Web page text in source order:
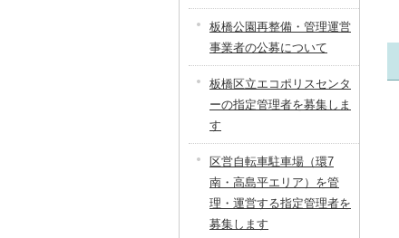
板橋公園再整備・管理運営
事業者の公募について
板橋区立エコポリスセンタ
ーの指定管理者を募集しま
す
区営自転車駐車場（環7
南・高島平エリア）を管
理・運営する指定管理者を
募集します